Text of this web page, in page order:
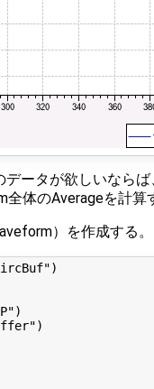
データが欲しいなら
体のAverageを計算
）を作成する。